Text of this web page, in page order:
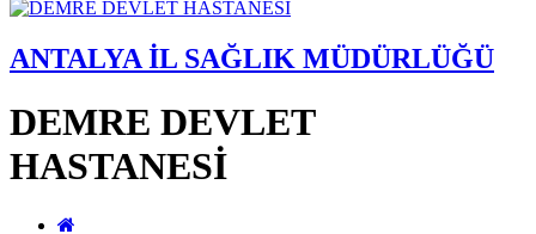
ANTALYA İL SAĞLIK MÜDÜRLÜĞÜ
DEMRE DEVLET
HASTANESİ